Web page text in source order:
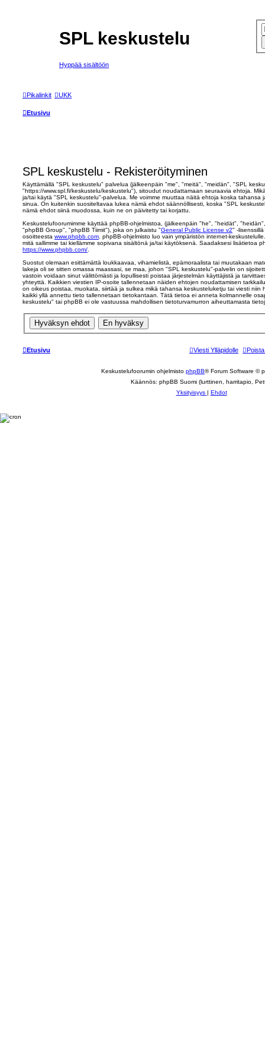
SPL keskustelu
Hyppää sisältöön
Pikalinkit UKK
Etusivu
SPL keskustelu - Rekisteröityminen
Käyttämällä "SPL keskustelu" palvelua (jälkeenpäin "me", "meitä", "meidän", "SPL
"https://www.spl.fi/keskustelu/keskustelu"), sitoudut noudattamaan seuraavia ehtoja.
ja/tai käytä "SPL keskustelu"-palvelua. Me voimme muuttaa näitä ehtoja koska tahansa
sinua. On kuitenkin suositeltavaa lukea nämä ehdot säännöllisesti, koska "SPL
nämä ehdot siinä muodossa, kuin ne on päivitetty tai korjattu.
Keskustelufoorumimme käyttää phpBB-ohjelmistoa, (jälkeenpäin "he", "heidät",
"phpBB Group", "phpBB Tiimit"), joka on julkaistu "General Public License v2" -
osoitteesta www.phpbb.com . phpBB-ohjelmisto luo vain ympäristön internet-
mitä sallimme tai kiellämme sopivana sisältönä ja/tai käytöksenä. Saadaksesi lisätietoa
https://www.phpbb.com/
Suostut olemaan esittämättä loukkaavaa, vihamielistä, epämoraalista tai muutakaan
lakeja oli se sitten omassa maassasi, se maa, johon "SPL keskustelu"-palvelin on
vastoin voidaan sinut välittömästi ja lopullisesti poistaa järjestelmän käyttäjistä ja
yhteyttä. Kaikkien viestien IP-osoite tallennetaan näiden ehtojen noudattamisen
on oikeus poistaa, muokata, siirtää ja sulkea mikä tahansa keskusteluketju tai viesti niin
kaikki yllä annettu tieto tallennetaan tietokantaan. Tätä tietoa ei anneta kolmannelle
keskustelu" tai phpBB ei ole vastuussa mahdollisen tietoturvamurron aiheuttamasta
Etusivu Viesti Ylläpidolle
Keskustelufoorumin ohjelmisto phpBB® Forum Software ©
Käännös: phpBB Suomi (lurttinen, harritapio,
Yksityisyys | Ehdot